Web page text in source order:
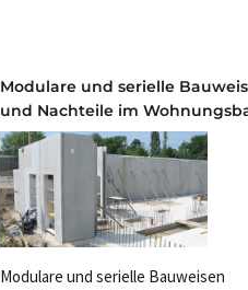
Modulare und serielle
und Nachteile im
Modulare und serielle Bauweisen